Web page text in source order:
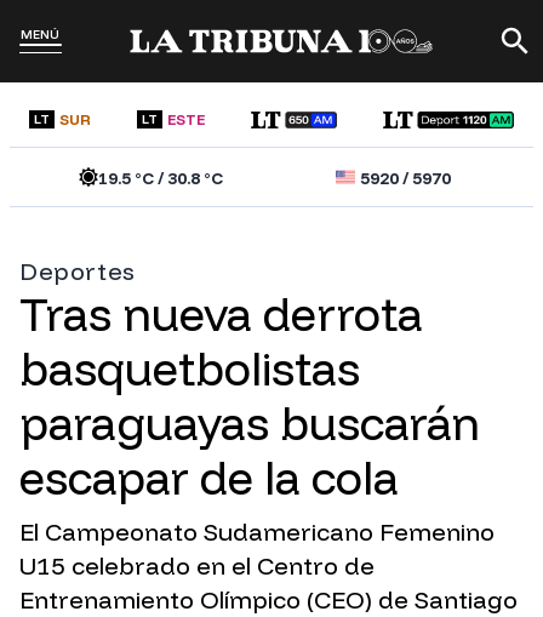
MENÚ
LT SUR LT ESTE
19.5°C /30.8°C 5920/5970
Deportes
Tras nueva derrota
basquetbolistas
paraguayas buscarán
escapar de la cola
El Campeonato Sudamericano Femenino
U15 celebrado en el Centro de
Entrenamiento Olímpico (CEO) de Santiago